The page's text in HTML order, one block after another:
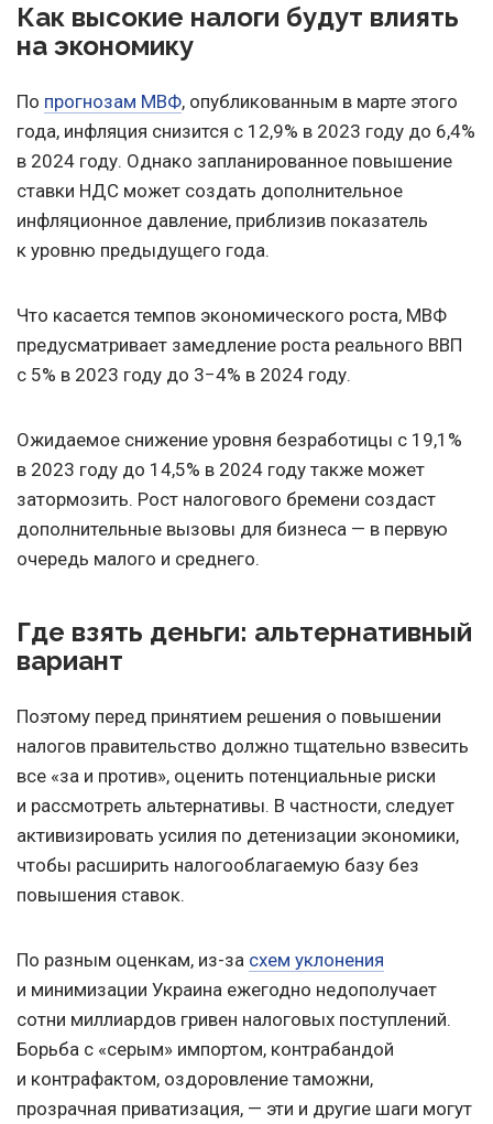
Как высокие налоги будут влиять
на экономику
По прогнозам МВФ, опубликованным в марте этого
года, инфляция снизится с 12,9% в 2023 году до 6,4%
в 2024 году. Однако запланированное повышение
ставки НДС может создать дополнительное
инфляционное давление, приблизив показатель
к уровню предыдущего года.
Что касается темпов экономического роста, МВФ
предусматривает замедление роста реального ВВП
с 5% в 2023 году до 3−4% в 2024 году.
Ожидаемое снижение уровня безработицы с 19,1%
в 2023 году до 14,5% в 2024 году также может
затормозить. Рост налогового бремени создаст
дополнительные вызовы для бизнеса — в первую
очередь малого и среднего.
Где взять деньги: альтернативный
вариант
Поэтому перед принятием решения о повышении
налогов правительство должно тщательно взвесить
все «за и против», оценить потенциальные риски
и рассмотреть альтернативы. В частности, следует
активизировать усилия по детенизации экономики,
чтобы расширить налогооблагаемую базу без
повышения ставок.
По разным оценкам, из-за схем уклонения
и минимизации Украина ежегодно недополучает
сотни миллиардов гривен налоговых поступлений.
Борьба с «серым» импортом, контрабандой
и контрафактом, оздоровление таможни,
прозрачная приватизация, — эти и другие шаги могут